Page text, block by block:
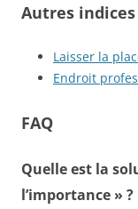
Autres
Laisser la
Endroit
FAQ
Quelle est la
l’importance » ?